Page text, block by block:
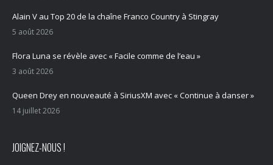
Alain V au Top 20 de la chaîne Franco Country à Stingray
5 août 2026
Flora Luna se révèle avec « Facile comme de l’eau »
3 août 2026
Queen Drey en nouveauté à SiriusXM avec « Continue à danser »
14 juillet 2026
JOIGNEZ-NOUS !